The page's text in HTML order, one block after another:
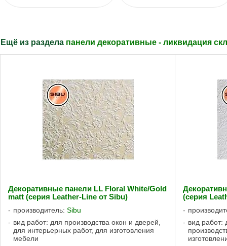
Ещё из раздела панели декоративные - ликвидация
Декоративные панели LL Floral White/Gold
matt (серия Leather-Line от Sibu)
производитель: Sibu
вид работ: для производства окон и дверей,
для интерьерных работ, для изготовления
мебели
(серия
вид работ: